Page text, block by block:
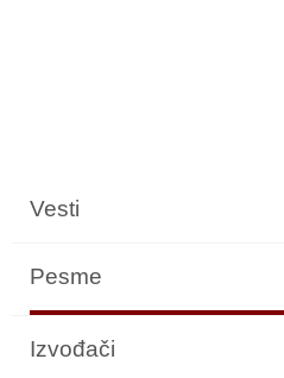
Vesti
Pesme
Izvođači